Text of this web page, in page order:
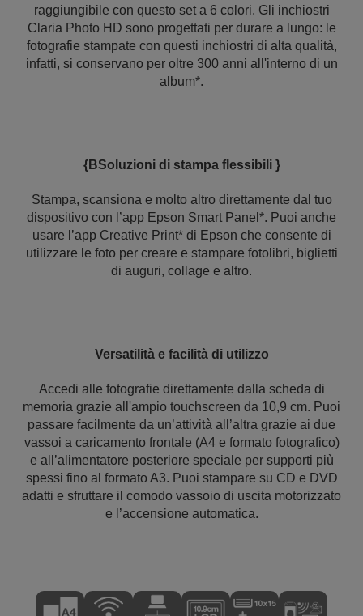
raggiungibile con questo set a 6 colori. Gli inchiostri
Claria Photo HD sono progettati per durare a lungo: le
fotografie stampate con questi inchiostri di alta qualità,
infatti, si conservano per oltre 300 anni all'interno di un
album*.
{BSoluzioni di stampa flessibili }
Stampa, scansiona e molto altro direttamente dal tuo
dispositivo con l’app Epson Smart Panel*. Puoi anche
usare l’app Creative Print* di Epson che consente di
utilizzare le foto per creare e stampare fotolibri, biglietti
di auguri, collage e altro.
Versatilità e facilità di utilizzo
Accedi alle fotografie direttamente dalla scheda di
memoria grazie all'ampio touchscreen da 10,9 cm. Puoi
passare facilmente da un’attività all’altra grazie ai due
vassoi a caricamento frontale (A4 e formato fotografico)
e all’alimentatore posteriore speciale per supporti più
spessi fino al formato A3. Puoi stampare su CD e DVD
adatti e sfruttare il comodo vassoio di uscita motorizzato
e l’accensione automatica.